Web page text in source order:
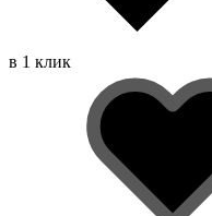
в 1 клик